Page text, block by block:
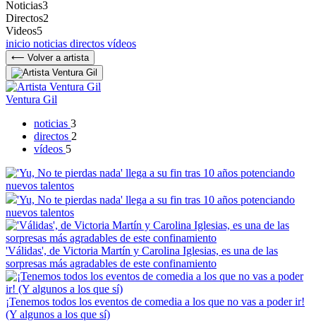
Noticias3
Directos2
Videos5
inicio noticias directos vídeos
⟵ Volver a artista
Ventura Gil
noticias 3
directos 2
vídeos 5
'Yu, No te pierdas nada' llega a su fin tras 10 años potenciando
nuevos talentos
'Válidas', de Victoria Martín y Carolina Iglesias, es una de las
sorpresas más agradables de este confinamiento
¡Tenemos todos los eventos de comedia a los que no vas a poder ir!
(Y algunos a los que sí)